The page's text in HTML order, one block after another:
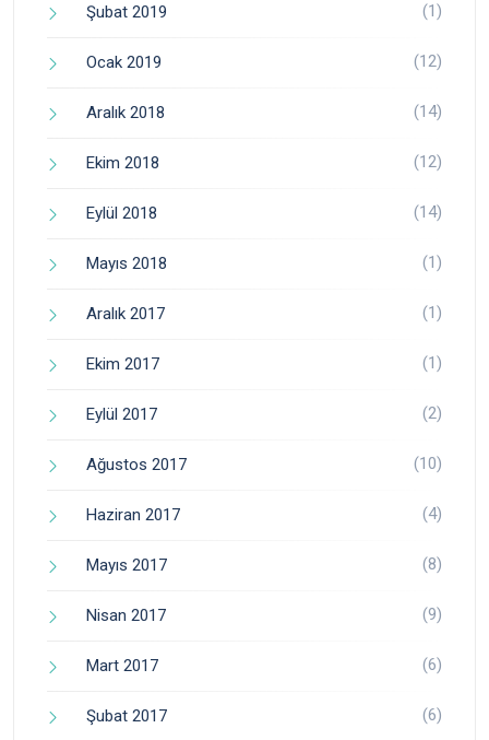
Şubat 2019 (1)
Ocak 2019 (12)
Aralık 2018 (14)
Ekim 2018 (12)
Eylül 2018 (14)
Mayıs 2018 (1)
Aralık 2017 (1)
Ekim 2017 (1)
Eylül 2017 (2)
Ağustos 2017 (10)
Haziran 2017 (4)
Mayıs 2017 (8)
Nisan 2017 (9)
Mart 2017 (6)
Şubat 2017 (6)